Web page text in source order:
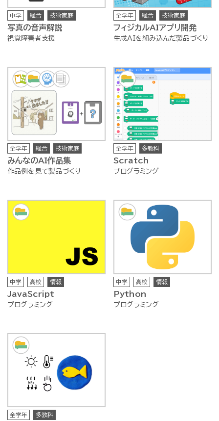
中学 総合 技術家庭
写真の音声解説
視覚障害者支援
全学年 総合 技術家庭
フィジカルAIアプリ開発
生成AIを組み込んだ製品づくり
全学年 総合 技術家庭
みんなのAI作品集
作品例を見て製品づくり
全学年 多教科
Scratch
プログラミング
中学 高校 情報
JavaScript
プログラミング
中学 高校 情報
Python
プログラミング
全学年 多教科